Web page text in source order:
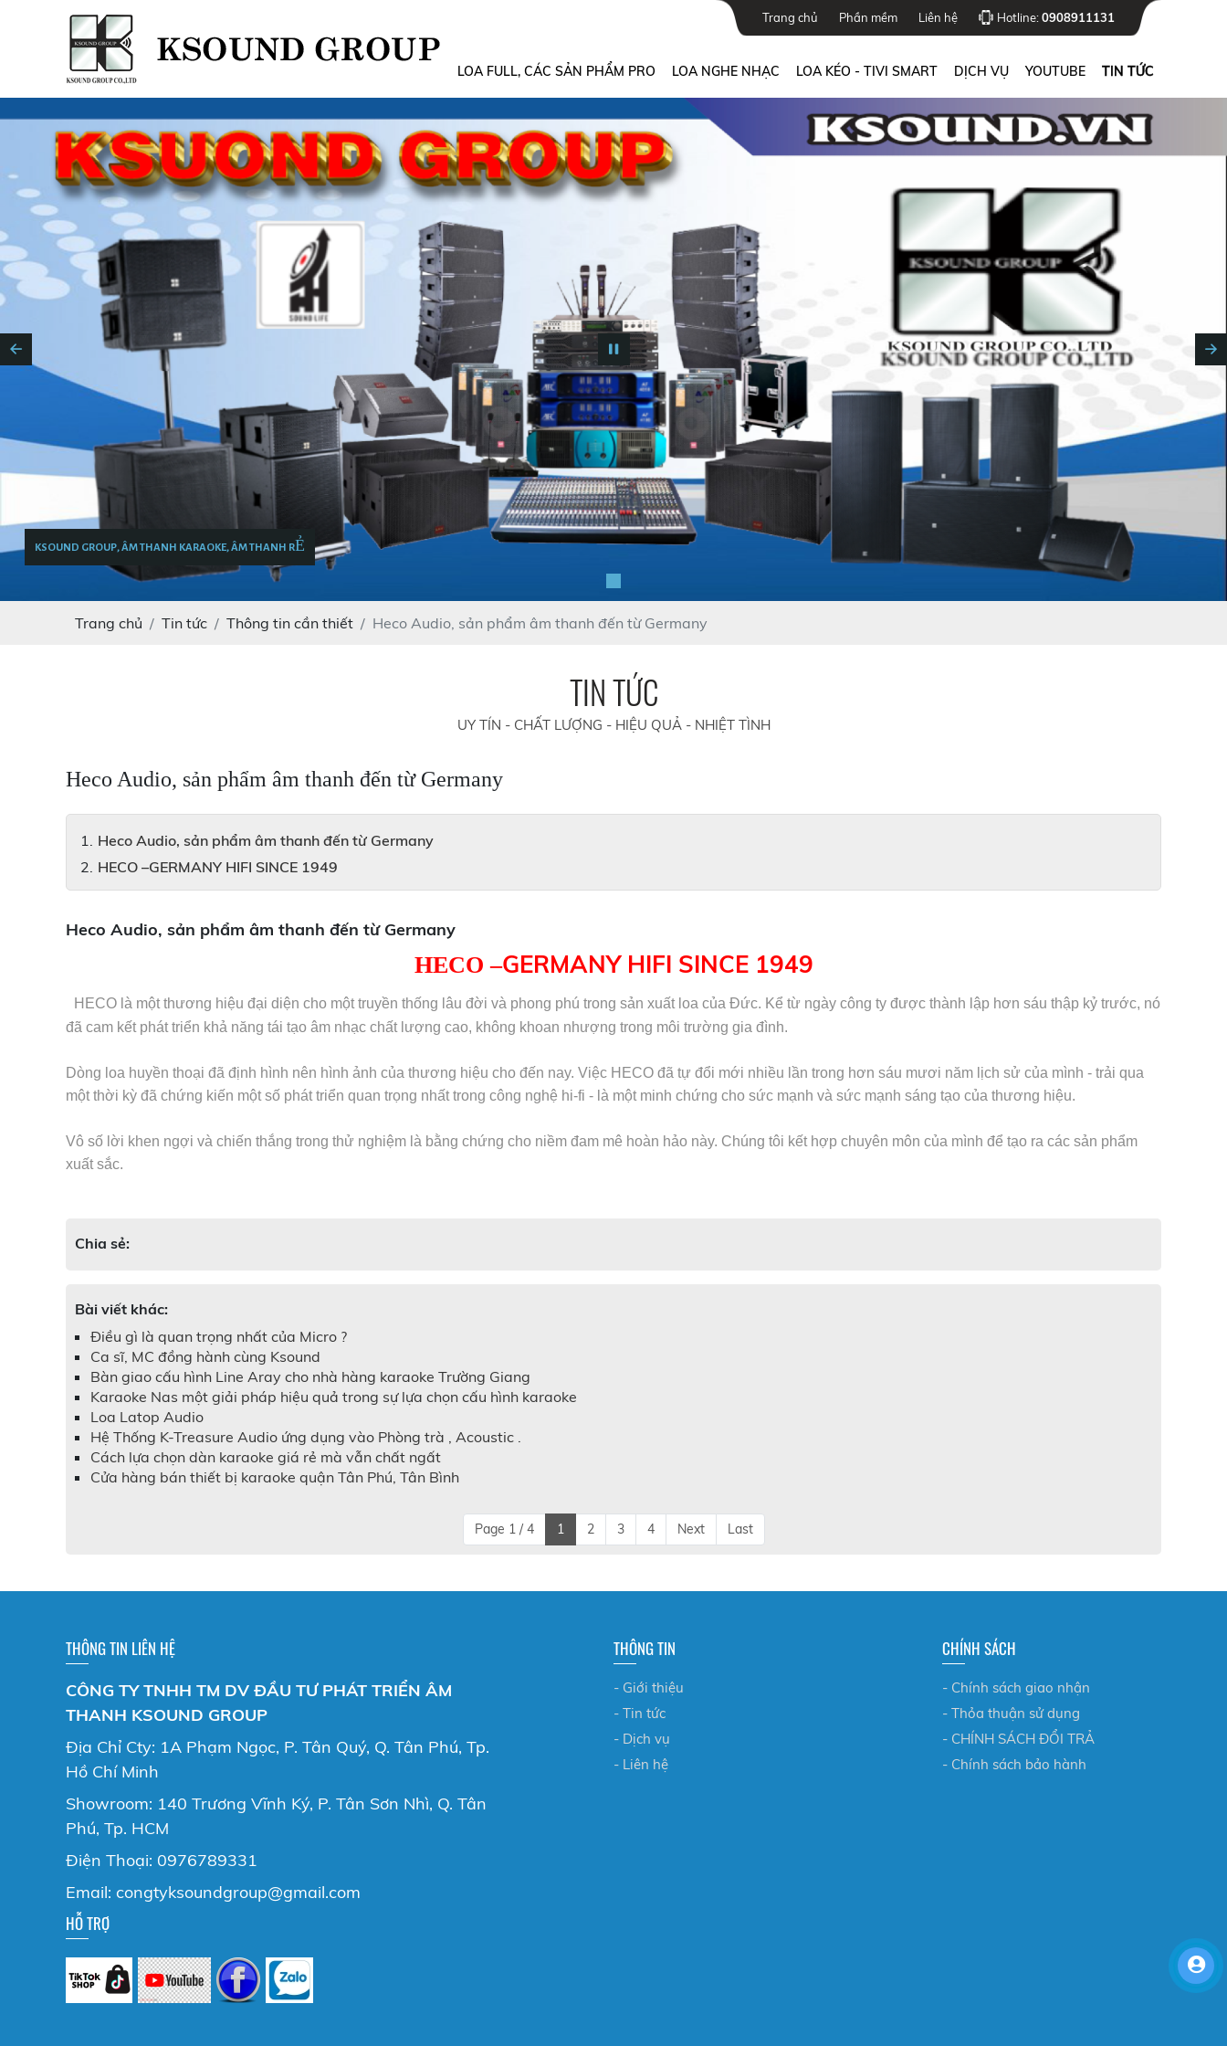
Trang chủ Phần mềm Liên hệ Hotline:0908911131
LOA FULL, CÁC SẢN PHẨM PRO LOA NGHE NHẠC LOA KÉO - TIVI SMART DỊCH VỤ YOUTUBE TIN TỨC
KSOUND GROUP, ÂM THANH KARAOKE, ÂM THANH RẺ
Trang chủ Tin tức Thông tin cần thiết Heco Audio, sản phẩm âm thanh đến từ Germany
TIN TỨC
UY TÍN - CHẤT LƯỢNG - HIỆU QUẢ - NHIỆT TÌNH
Heco Audio, sản phẩm âm thanh đến từ Germany
Heco Audio, sản phẩm âm thanh đến từ Germany
HECO –GERMANY HIFI SINCE 1949
Heco Audio, sản phẩm âm thanh đến từ Germany
HECO –GERMANY HIFI SINCE 1949
HECO là một thương hiệu đại diện cho một truyền thống lâu đời và phong phú trong sản xuất loa của Đức. Kể từ ngày công ty được thành lập hơn sáu thập kỷ trước, nó
đã cam kết phát triển khả năng tái tạo âm nhạc chất lượng cao, không khoan nhượng trong môi trường gia đình.
Dòng loa huyền thoại đã định hình nên hình ảnh của thương hiệu cho đến nay. Việc HECO đã tự đổi mới nhiều lần trong hơn sáu mươi năm lịch sử của mình - trải qua
một thời kỳ đã chứng kiến ​​một số phát triển quan trọng nhất trong công nghệ hi-fi - là một minh chứng cho sức mạnh và sức mạnh sáng tạo của thương hiệu.
Vô số lời khen ngợi và chiến thắng trong thử nghiệm là bằng chứng cho niềm đam mê hoàn hảo này. Chúng tôi kết hợp chuyên môn của mình để tạo ra các sản phẩm
xuất sắc.
Chia sẻ:
Bài viết khác:
Điều gì là quan trọng nhất của Micro ?
Ca sĩ, MC đồng hành cùng Ksound
Bàn giao cấu hình Line Aray cho nhà hàng karaoke Trường Giang
Karaoke Nas một giải pháp hiệu quả trong sự lựa chọn cấu hình karaoke
Loa Latop Audio
Hệ Thống K-Treasure Audio ứng dụng vào Phòng trà , Acoustic .
Cách lựa chọn dàn karaoke giá rẻ mà vẫn chất ngất
Cửa hàng bán thiết bị karaoke quận Tân Phú, Tân Bình
Page 1 / 4 1 2 3 4 Next Last
THÔNG TIN LIÊN HỆ
CÔNG TY TNHH TM DV ĐẦU TƯ PHÁT TRIỂN ÂM
THANH KSOUND GROUP
Địa Chỉ Cty: 1A Phạm Ngọc, P. Tân Quý, Q. Tân Phú, Tp.
Hồ Chí Minh
Showroom: 140 Trương Vĩnh Ký, P. Tân Sơn Nhì, Q. Tân
Phú, Tp. HCM
Điện Thoại: 0976789331
Email: congtyksoundgroup@gmail.com
THÔNG TIN
- Giới thiệu
- Tin tức
- Dịch vụ
- Liên hệ
CHÍNH SÁCH
- Chính sách giao nhận
- Thỏa thuận sử dụng
- CHÍNH SÁCH ĐỔI TRẢ
- Chính sách bảo hành
HỖ TRỢ